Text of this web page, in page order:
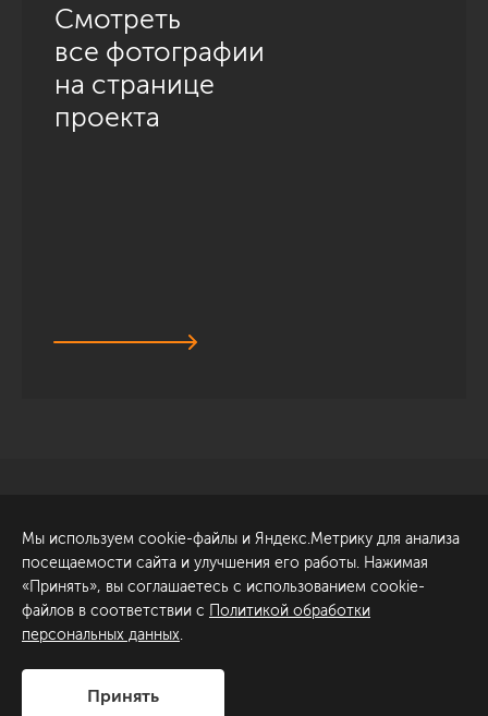
Смотреть
все фотографии
на странице
проекта
Обсудить проект
ул. Академика Павлова, 6
к1
+7 (812) 200-95-55
Сделано в
Мы используем cookie-файлы и Яндекс.Метрику для анализа
посещаемости сайта и улучшения его работы. Нажимая
«Принять», вы соглашаетесь с использованием cookie-
файлов в соответствии с Политикой обработки
персональных данных.
Принять